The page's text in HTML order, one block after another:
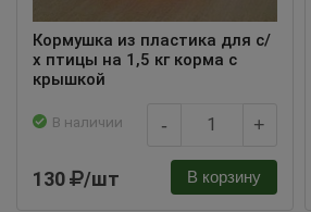
Кормушка из пластика для с/
х птицы на 1,5 кг корма с
крышкой
В наличии - +
130 /шт В корзину